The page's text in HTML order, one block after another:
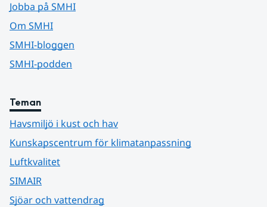
Jobba på SMHI
Om SMHI
SMHI-bloggen
SMHI-podden
Teman
Havsmiljö i kust och hav
Kunskapscentrum för klimatanpassning
Luftkvalitet
SIMAIR
Sjöar och vattendrag